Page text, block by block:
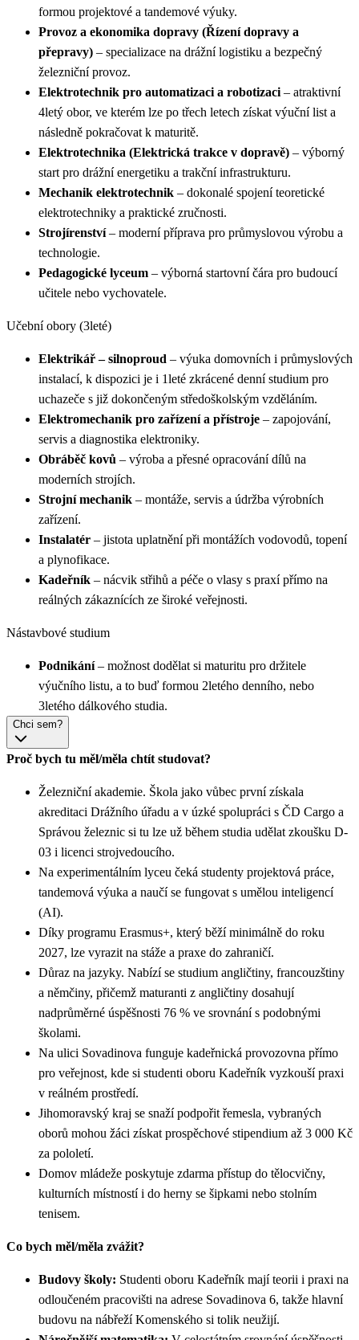
formou projektové a tandemové výuky.
Provoz a ekonomika dopravy (Řízení dopravy a
přepravy) – specializace na drážní logistiku a bezpečný
železniční provoz.
Elektrotechnik pro automatizaci a robotizaci – atraktivní
4letý obor, ve kterém lze po třech letech získat výuční list a
následně pokračovat k maturitě.
Elektrotechnika (Elektrická trakce v dopravě) – výborný
start pro drážní energetiku a trakční infrastrukturu.
Mechanik elektrotechnik – dokonalé spojení teoretické
elektrotechniky a praktické zručnosti.
Strojírenství– moderní příprava pro průmyslovou výrobu a
technologie.
Pedagogické lyceum – výborná startovní čára pro budoucí
učitele nebo vychovatele.
Učební obory (3leté)
Elektrikář – silnoproud – výuka domovních i průmyslových
instalací, k dispozici je i 1leté zkrácené denní studium pro
uchazeče s již dokončeným středoškolským vzděláním.
Elektromechanik pro zařízení a přístroje – zapojování,
servis a diagnostika elektroniky.
Obráběč kovů – výroba a přesné opracování dílů na
moderních strojích.
Strojní mechanik – montáže, servis a údržba výrobních
zařízení.
Instalatér – jistota uplatnění při montážích vodovodů, topení
a plynofikace.
Kadeřník – nácvik střihů a péče o vlasy s praxí přímo na
reálných zákaznících ze široké veřejnosti.
Nástavbové studium
Podnikání– možnost dodělat si maturitu pro držitele
výučního listu, a to buď formou 2letého denního, nebo
3letého dálkového studia.
Chci sem?
Proč bych tu měl/měla chtít studovat?
Železniční akademie. Škola jako vůbec první získala
akreditaci Drážního úřadu a v úzké spolupráci s ČD Cargo a
Správou železnic si tu lze už během studia udělat zkoušku D-
03 i licenci strojvedoucího.
Na experimentálním lyceu čeká studenty projektová práce,
tandemová výuka a naučí se fungovat s umělou inteligencí
(AI).
Díky programu Erasmus+, který běží minimálně do roku
2027, lze vyrazit na stáže a praxe do zahraničí.
Důraz na jazyky. Nabízí se studium angličtiny, francouzštiny
a němčiny, přičemž maturanti z angličtiny dosahují
nadprůměrné úspěšnosti 76 % ve srovnání s podobnými
školami.
Na ulici Sovadinova funguje kadeřnická provozovna přímo
pro veřejnost, kde si studenti oboru Kadeřník vyzkouší praxi
v reálném prostředí.
Jihomoravský kraj se snaží podpořit řemesla, vybraných
oborů mohou žáci získat prospěchové stipendium až 3 000 Kč
za pololetí.
Domov mládeže poskytuje zdarma přístup do tělocvičny,
kulturních místností i do herny se šipkami nebo stolním
tenisem.
Co bych měl/měla zvážit?
Budovy školy: Studenti oboru Kadeřník mají teorii i praxi na
odloučeném pracovišti na adrese Sovadinova 6, takže hlavní
budovu na nábřeží Komenského si tolik neužijí.